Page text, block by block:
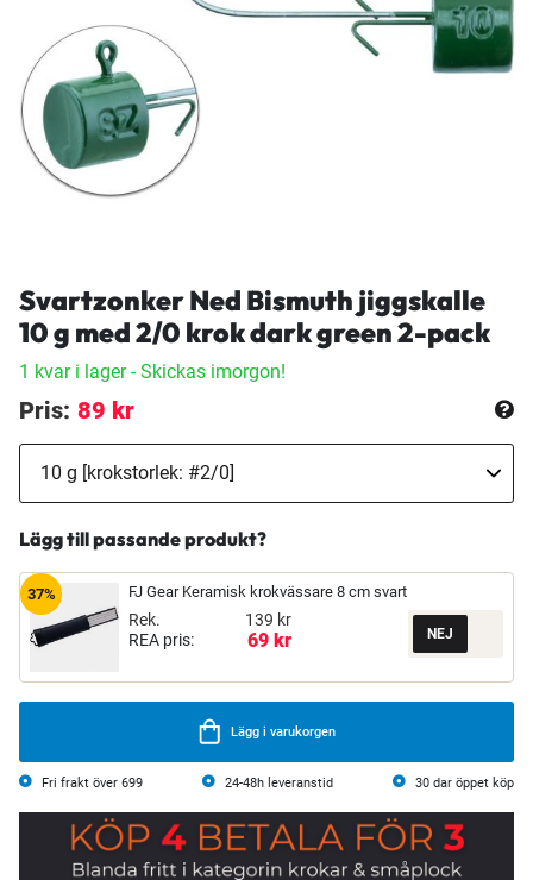
Svartzonker Ned Bismuth jiggskalle
10 g med 2/0 krok dark green 2-pack
1 kvar i lager- Skickas imorgon!
Pris: 89 kr
Lägg till passande produkt?
37% FJ Gear Keramisk krokvässare 8 cm svart
Rek.
139 kr
REA pris:
69 kr
Lägg i varukorgen
Fri frakt över 699 24-48h leveranstid 30 dar öppet köp